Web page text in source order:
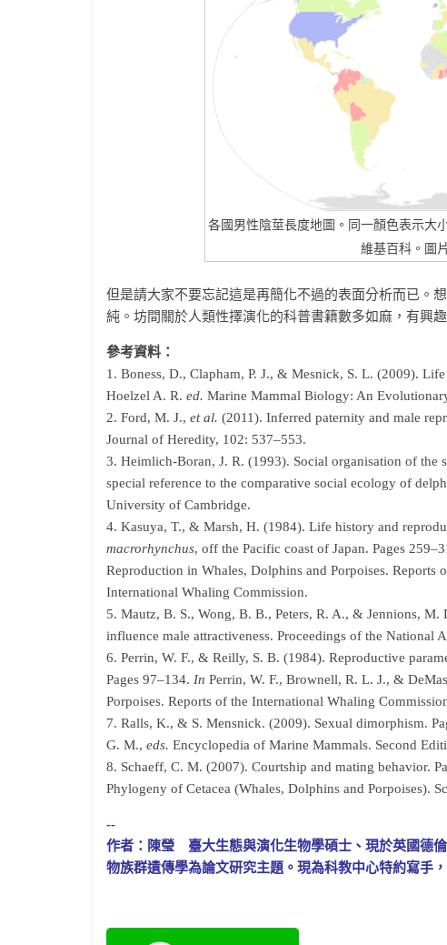
各國男性陰莖長度地圖。同一顏色表示大
維基百科。圖
但是請大家不要忘記這是再簡化不過的表面分析而已。
純。坊間關於人類性擇演化的科普書籍數多如麻，有興
參考資料：
1. Boness, D., Clapham, P. J., & Mesnick, S. L. (2009).
Hoelzel A. R. ed. Marine Mammal Biology: An
2. Ford, M. J., et al. (2011). Inferred paternity and male
Journal of Heredity, 102: 537–553.
3. Heimlich-Boran, J. R. (1993). Social organisation of the
special reference to the comparative social ecology of
University of Cambridge.
4. Kasuya, T., & Marsh, H. (1984). Life history and
macrorhynchus, off the Pacific coast of Japan. Pages
Reproduction in Whales, Dolphins and Porpoises.
International Whaling Commission.
5. Mautz, B. S., Wong, B. B., Peters, R. A., & Jennions,
influence male attractiveness. Proceedings of the National
6. Perrin, W. F., & Reilly, S. B. (1984). Reproductive
Pages 97–134. In Perrin, W. F., Brownell, R. L. J., &
Porpoises. Reports of the International Whaling
7. Ralls, K., & S. Mensnick. (2009). Sexual dimorphism.
G. M., eds. Encyclopedia of Marine Mammals. Second
8. Schaeff, C. M. (2007). Courtship and mating behavior.
Phylogeny of Cetacea (Whales, Dolphins and Porpoises).
--
作者：陳瑩 臺大生態與演化生物學碩士、現於英國德
物族群遺傳學為論文研究主題。現為科教中心特約寫手